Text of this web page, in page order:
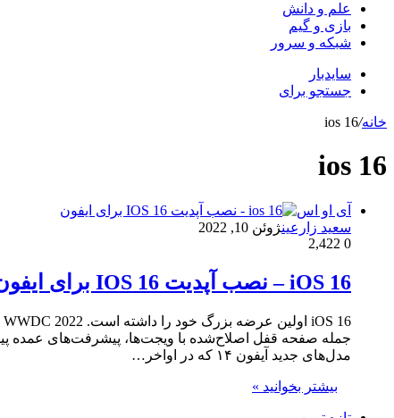
علم و دانش
بازی و گیم
شبکه و سرور
سایدبار
جستجو برای
خانه/
ios 16
ios 16
آی او اس
سعید زارعینژوئن 10, 2022
0
iOS 16 – نصب آپدیت IOS 16 برای ایفون
مدل‌های جدید آیفون ۱۴ که در اواخر…
بیشتر بخوانید »